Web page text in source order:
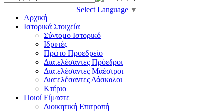
Select Language ▼
Αρχική
Ιστορικά Στοιχεία
Σύντομο Ιστορικό
Ιδρυτές
Πρώτο Προεδρείο
Διατελέσαντες Πρόεδροι
Διατελέσαντες Μαέστροι
Διατελέσαντες Δάσκαλοι
Κτήριο
Ποιοί Είμαστε
Διοικητική Επιτροπή